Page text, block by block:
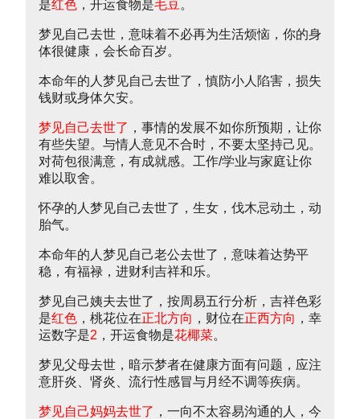
是红色 ，开运食物是毛豆。
梦见自己去世，意味着不必再为生活烦恼，你的身
体很健康，会长命百岁。
本命年的人梦见自己去世了，慎防小人陷害，损失
钱财或身体欠安。
梦见自己去世了 ，事情的发展不如你所预期，让你
有些失望。与情人意见不合时，不要太坚持己见。
对荷包很满意，有成就感。工作/学业与家庭让你
难以取舍。
怀孕的人梦见自己去世了，生女，伐木忌动土，动
胎气。
本命年的人梦见自己老公去世了，意味着达势平
稳，有福禄，进财利吉祥和乐。
梦见自己姨夫去世了，按周易五行分析，吉祥色彩
是红色 ，桃花位在正北方向 ，财位在正西方向 ，幸
运数字是2 ，开运食物是花椰菜。
梦见父母去世，暗示梦者在健康方面有问题，应注
意肝炎、肾炎、流行性感冒与月经不调等疾病。
梦见自己妈妈去世了 ，一向不太容易沟通的人，今